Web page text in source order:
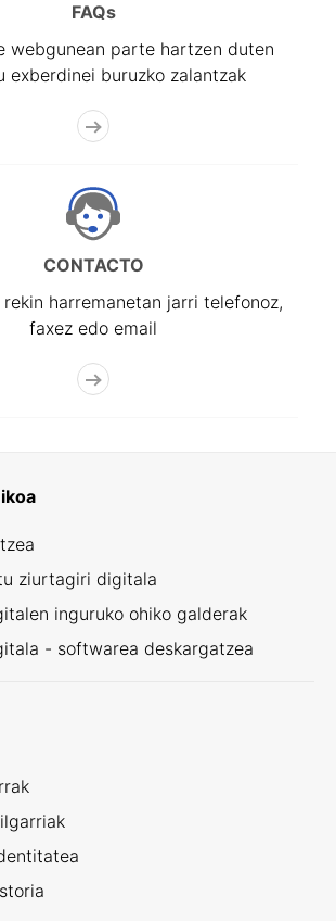
FAQs
webgunean parte hartzen duten
exberdinei buruzko zalantzak
CONTACTO
rekin harremanetan jarri telefonoz,
faxez edo email
ziurtagiri digitala
inguruko ohiko galderak
- softwarea deskargatzea